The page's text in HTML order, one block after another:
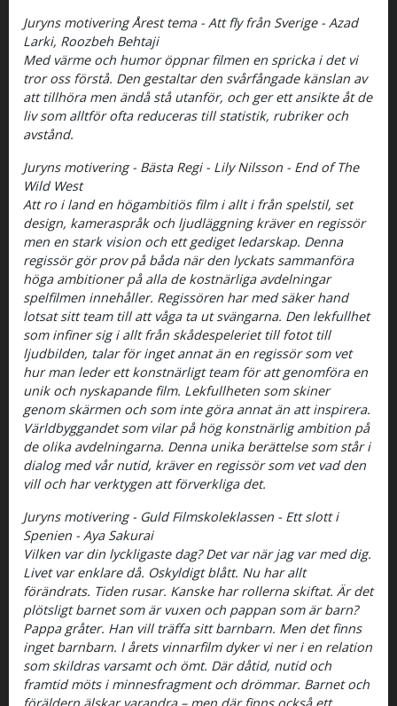
Juryns motivering Årest tema - Att fly från Sverige - Azad
Larki, Roozbeh Behtaji
Med värme och humor öppnar filmen en spricka i det vi
tror oss förstå. Den gestaltar den svårfångade känslan av
att tillhöra men ändå stå utanför, och ger ett ansikte åt de
liv som alltför ofta reduceras till statistik, rubriker och
avstånd.
Juryns motivering - Bästa Regi - Lily Nilsson - End of The
Wild West
Att ro i land en högambitiös film i allt i från spelstil, set
design, kameraspråk och ljudläggning kräver en regissör
men en stark vision och ett gediget ledarskap. Denna
regissör gör prov på båda när den lyckats sammanföra
höga ambitioner på alla de kostnärliga avdelningar
spelfilmen innehåller. Regissören har med säker hand
lotsat sitt team till att våga ta ut svängarna. Den lekfullhet
som infiner sig i allt från skådespeleriet till fotot till
ljudbilden, talar för inget annat än en regissör som vet
hur man leder ett konstnärligt team för att genomföra en
unik och nyskapande film. Lekfullheten som skiner
genom skärmen och som inte göra annat än att inspirera.
Världbyggandet som vilar på hög konstnärlig ambition på
de olika avdelningarna. Denna unika berättelse som står i
dialog med vår nutid, kräver en regissör som vet vad den
vill och har verktygen att förverkliga det.
Juryns motivering - Guld Filmskoleklassen - Ett slott i
Spenien - Aya Sakurai
Vilken var din lyckligaste dag? Det var när jag var med dig.
Livet var enklare då. Oskyldigt blått. Nu har allt
förändrats. Tiden rusar. Kanske har rollerna skiftat. Är det
plötsligt barnet som är vuxen och pappan som är barn?
Pappa gråter. Han vill träffa sitt barnbarn. Men det finns
inget barnbarn. I årets vinnarfilm dyker vi ner i en relation
som skildras varsamt och ömt. Där dåtid, nutid och
framtid möts i minnesfragment och drömmar. Barnet och